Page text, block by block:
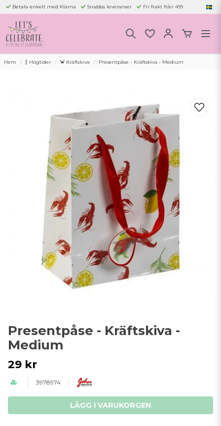
Betala enkelt med Klarna Snabba leveranser Fri frakt från 499
Hem 🍾 Högtider 🦀 Kräftskiva Presentpåse - Kräftskiva - Medium
Presentpåse - Kräftskiva -
Medium
29 kr
3978974
LÄGG I VARUKORGEN